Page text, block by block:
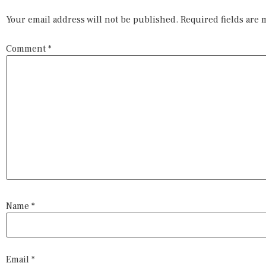
Your email address will not be published. Required fields are
Comment *
Name *
Email *